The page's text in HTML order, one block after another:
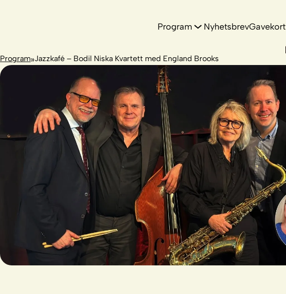
Program NyhetsbrevGavekort
Program»Jazzkafé – Bodil Niska Kvartett med England Brooks